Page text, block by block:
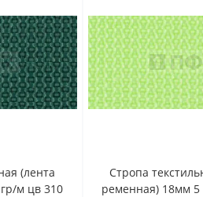
(лента
м цв 310
Стропа
ременная) 18мм 5